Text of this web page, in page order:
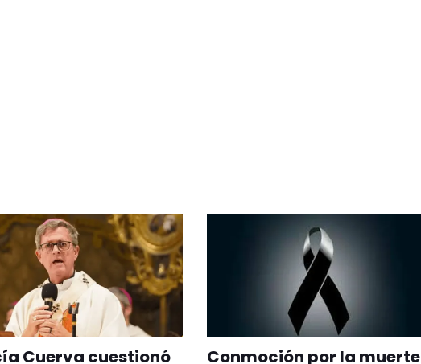
Cuerva cuestionó Conmoción por la muerte